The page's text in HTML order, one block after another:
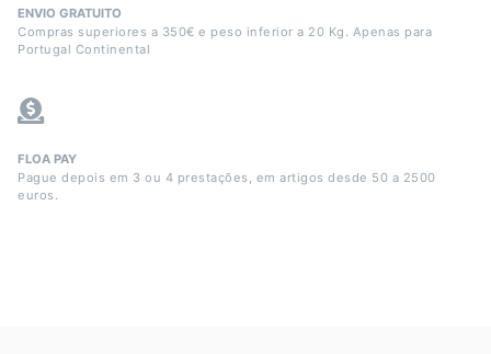
ENVIO GRATUITO
Compras superiores a 350€ e peso inferior a 20 Kg. Apenas para
Portugal Continental
FLOA PAY
Pague depois em 3 ou 4 prestações, em artigos desde 50 a 2500
euros.